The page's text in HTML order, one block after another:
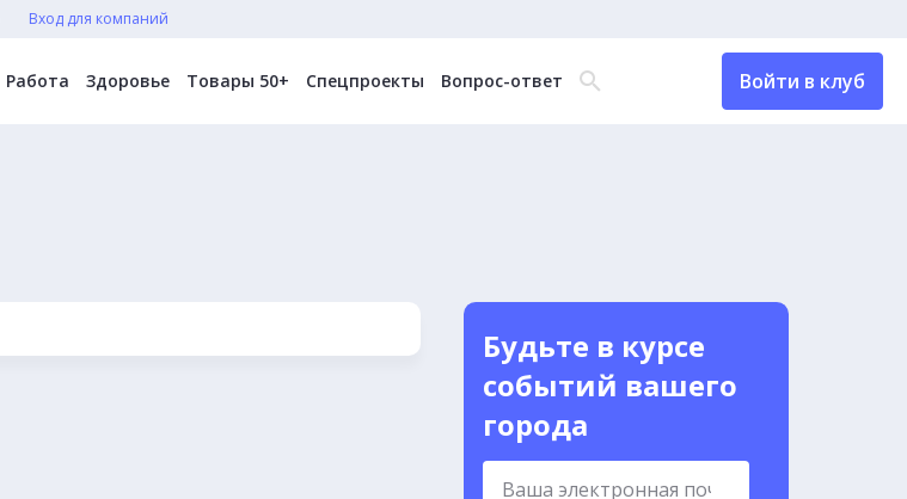
Вход для компаний
Работа Здоровье Товары 50+ Спецпроекты Вопрос-ответ Войти в клуб
Будьте в курсе
событий вашего
города